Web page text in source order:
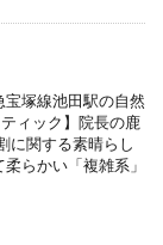
宝塚線池田駅の自然
ィック】院長の鹿
に関する素晴らし
らかい「複雑系」